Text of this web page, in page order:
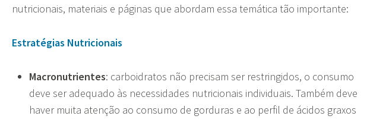
nutricionais, materiais e páginas que abordam essa temática tão importante:
Estratégias Nutricionais
Macronutrientes: carboidratos não precisam ser restringidos, o consumo
deve ser adequado às necessidades nutricionais individuais. Também deve
haver muita atenção ao consumo de gorduras e ao perfil de ácidos graxos